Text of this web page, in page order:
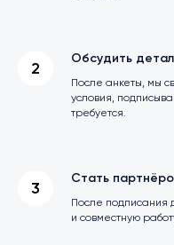
Обсудить
После анкеты, мы
условия,
требуется.
Стать
После подписания
и совместную